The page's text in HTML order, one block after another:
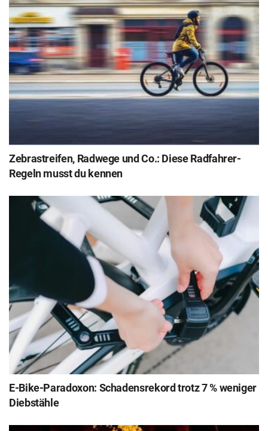
Zebrastreifen, Radwege und Co.: Diese Radfahrer-
Regeln musst du kennen
E-Bike-Paradoxon: Schadensrekord trotz 7 % weniger
Diebstähle